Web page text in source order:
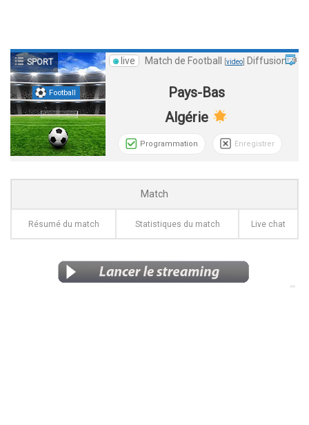
Football
SPORT live Match de Football video] Diffusion
Pays-Bas
Algérie
Programmation Enregistrer
Match
Résumé du match Statistiques du match Live chat